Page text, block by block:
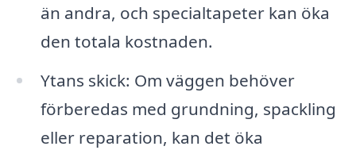
än andra, och specialtapeter kan öka
den totala kostnaden.
Ytans skick: Om väggen behöver
förberedas med grundning, spackling
eller reparation, kan det öka